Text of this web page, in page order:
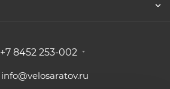
+7 8452 253-002
info@velosaratov.ru